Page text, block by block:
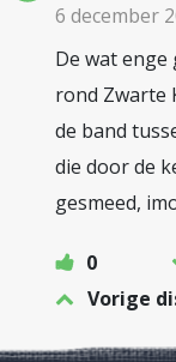
6 december
De wat
rond Zwarte
de band
die door de
gesmeed,
0
Vorige